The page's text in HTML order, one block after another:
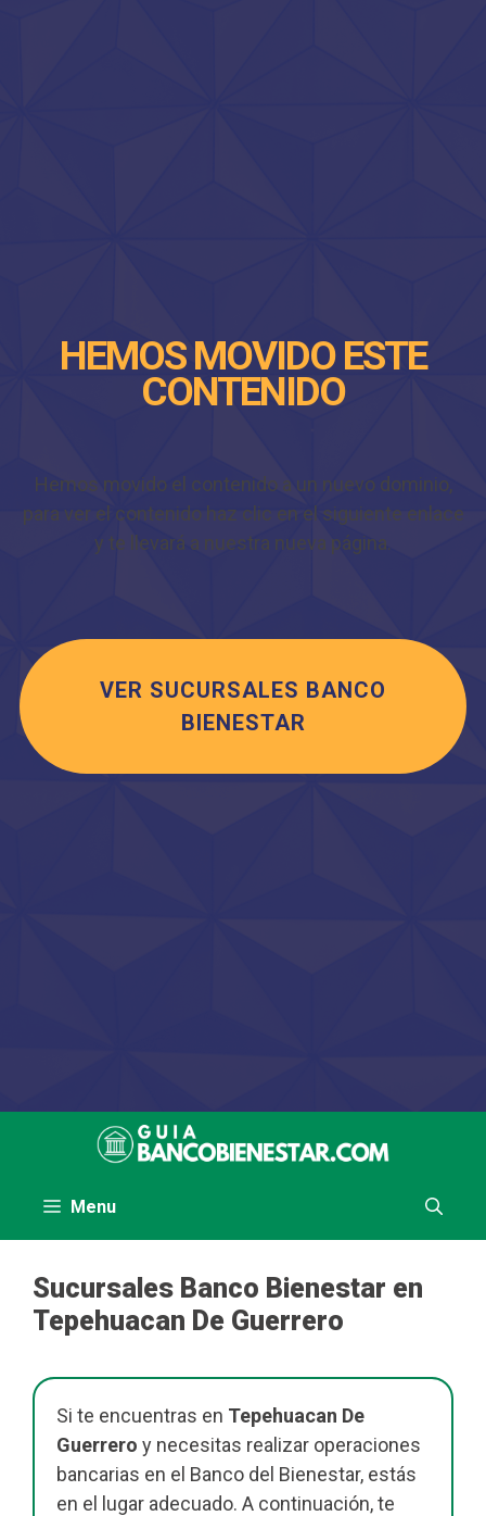
HEMOS MOVIDO ESTE
CONTENIDO
Hemos movido el contenido a un nuevo dominio,
para ver el contenido haz clic en el siguiente enlace
y te llevará a nuestra nueva página.
VER SUCURSALES BANCO
BIENESTAR
Menu
Sucursales Banco Bienestar en
Tepehuacan De Guerrero
Si te encuentras en Tepehuacan De
Guerrero y necesitas realizar operaciones
bancarias en el Banco del Bienestar, estás
en el lugar adecuado. A continuación, te